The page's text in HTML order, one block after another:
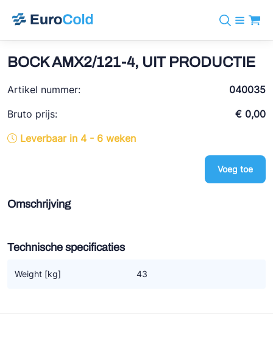
info@eurocold.nl
EN
Merken
Castel
Frigomec
AWA
REFFLEX®
Ziehl-Abegg
Koudemiddelen
Downloads
Over ons
Contact
Log in
BOCK AMX2/121-4, UIT PRODUCTIE
Artikel nummer:
040035
Bruto prijs:
€ 0,00
Leverbaar in 4 - 6 weken
Voeg toe
Omschrijving
Technische specificaties
Weight [kg] 43